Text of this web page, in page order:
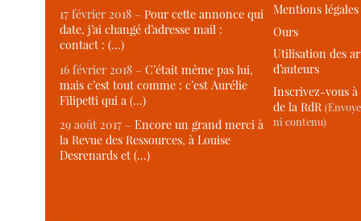
17 février 2018 –Pour cette annonce qui
date, j’ai changé d’adresse mail :
contact : (…)
16 février 2018 –C’était même pas lui,
mais c’est tout comme : c’est Aurélie
Filipetti qui a (…)
29 août 2017 –Encore un grand merci à
la Revue des Ressources, à Louise
Desrenards et (…)
Mentions légales
Ours
Utilisation des
d’auteurs
Inscrivez-vous
de la RdR
ni contenu)